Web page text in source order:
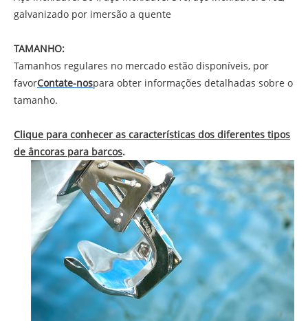
galvanizado por imersão a quente
TAMANHO:
Tamanhos regulares no mercado estão disponíveis, por
favorContate-nospara obter informações detalhadas sobre o
tamanho.
Clique para conhecer as características dos diferentes tipos
de âncoras para barcos.